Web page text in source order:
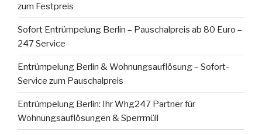
zum Festpreis
Sofort Entrümpelung Berlin – Pauschalpreis ab 80 Euro –
247 Service
Entrümpelung Berlin & Wohnungsauflösung – Sofort-
Service zum Pauschalpreis
Entrümpelung Berlin: Ihr Whg247 Partner für
Wohnungsauflösungen & Sperrmüll